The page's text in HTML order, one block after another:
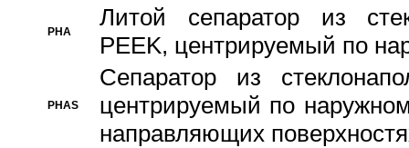
PHA
Литой сепаратор из
PEEK, центрируемый по
PHAS
Сепаратор из
центрируемый по
направляющих